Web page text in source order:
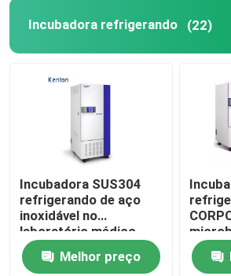
Forno do secador do laboratório
Incubadora termostática
Incubadora refrigerando
Câmara de Temperatura e
Câmara climática
Incubadora refrigerando (22)
Incubadora SUS304
refrigerando de aço
inoxidável no
laboratório médico
400L
Melhor preço
110V